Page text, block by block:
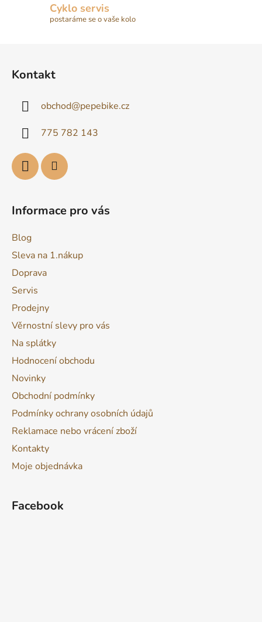
Cyklo servis
postaráme se o vaše kolo
Kontakt
obchod@pepebike.cz
775 782 143
Informace pro vás
Blog
Sleva na 1.nákup
Doprava
Servis
Prodejny
Věrnostní slevy pro vás
Na splátky
Hodnocení obchodu
Novinky
Obchodní podmínky
Podmínky ochrany osobních údajů
Reklamace nebo vrácení zboží
Kontakty
Moje objednávka
Facebook